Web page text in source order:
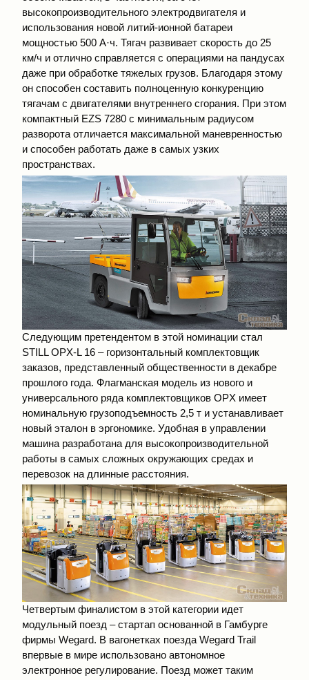
высокопроизводительного электродвигателя и
использования новой литий-ионной батареи
мощностью 500 А·ч. Тягач развивает скорость до 25
км/ч и отлично справляется с операциями на пандусах
даже при обработке тяжелых грузов. Благодаря этому
он способен составить полноценную конкуренцию
тягачам с двигателями внутреннего сгорания. При этом
компактный EZS 7280 с минимальным радиусом
разворота отличается максимальной маневренностью
и способен работать даже в самых узких
пространствах.
Следующим претендентом в этой номинации стал
STILL OPX-L 16 – горизонтальный комплектовщик
заказов, представленный общественности в декабре
прошлого года. Флагманская модель из нового и
универсального ряда комплектовщиков OPX имеет
номинальную грузоподъемность 2,5 т и устанавливает
новый эталон в эргономике. Удобная в управлении
машина разработана для высокопроизводительной
работы в самых сложных окружающих средах и
перевозок на длинные расстояния.
Четвертым финалистом в этой категории идет
модульный поезд – стартап основанной в Гамбурге
фирмы Wegard. В вагонетках поезда Wegard Trail
впервые в мире использовано автономное
электронное регулирование. Поезд может таким